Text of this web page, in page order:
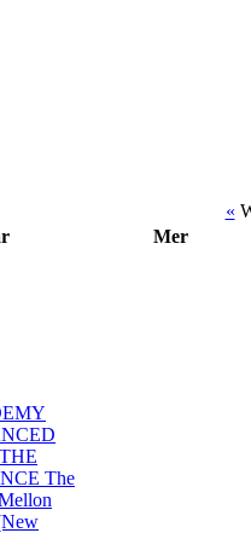
«
Mer
The